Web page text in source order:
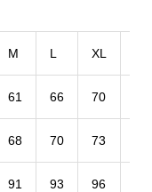
M L XL
61 66 70
68 70 73
91 93 96